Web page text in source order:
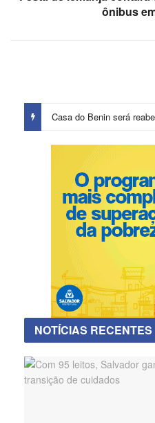
ônibus
NOTÍCIAS RECENTES